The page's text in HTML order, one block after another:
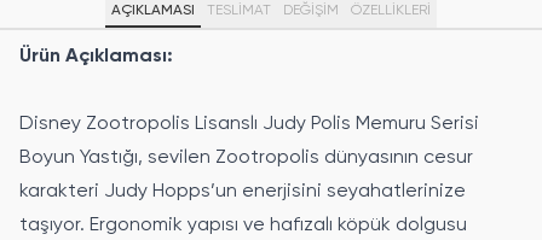
AÇIKLAMASI
TESLİMAT
DEĞİŞİM
ÖZELLIKLERI
Ürün Açıklaması:
Disney Zootropolis Lisanslı Judy Polis Memuru Serisi
Boyun Yastığı, sevilen Zootropolis dünyasının cesur
karakteri Judy Hopps’un enerjisini seyahatlerinize
taşıyor. Ergonomik yapısı ve hafızalı köpük dolgusu